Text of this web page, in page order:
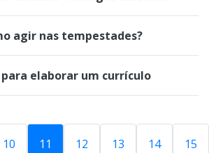
agir nas tempestades?
para elaborar um currículo
10 11 12 13 14 15